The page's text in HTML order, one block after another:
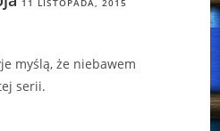
11 LISTOPADA, 2015
myślą, że niebawem
serii.